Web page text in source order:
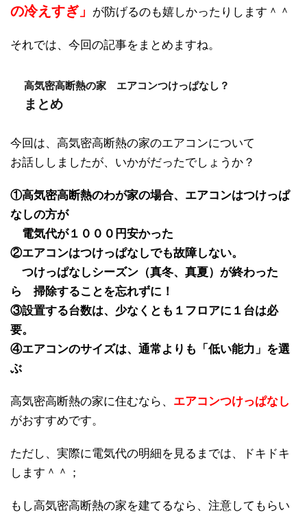
の冷えすぎ」
が防げるのも嬉しかったりします＾＾
それでは、今回の記事をまとめますね。
高気密高断熱の家 エアコンつけっぱなし？
まとめ
今回は、高気密高断熱の家のエアコンについて
お話ししましたが、いかがだったでしょうか？
①高気密高断熱のわが家の場合、エアコンはつけっぱ
なしの方が
電気代が１０００円安かった
②エアコンはつけっぱなしでも故障しない。
つけっぱなしシーズン（真冬、真夏）が終わった
ら
掃除することを忘れずに！
③設置する台数は、少なくとも１フロアに１台は必
要。
④エアコンのサイズは、通常よりも「低い能力」を選
ぶ
高気密高断熱の家に住むなら、 エアコンつけっぱなし
がおすすめです。
ただし、実際に電気代の明細を見るまでは、ドキドキ
します＾＾；
もし高気密高断熱の家を建てるなら、注意してもらい